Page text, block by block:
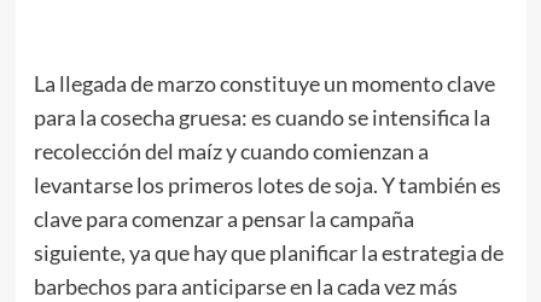
La llegada de marzo constituye un momento clave
para la cosecha gruesa: es cuando se intensifica la
recolección del maíz y cuando comienzan a
levantarse los primeros lotes de soja. Y también es
clave para comenzar a pensar la campaña
siguiente, ya que hay que planificar la estrategia de
barbechos para anticiparse en la cada vez más